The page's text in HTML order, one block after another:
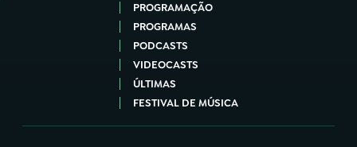
PROGRAMAÇÃO
PROGRAMAS
PODCASTS
VIDEOCASTS
ÚLTIMAS
FESTIVAL DE MÚSICA